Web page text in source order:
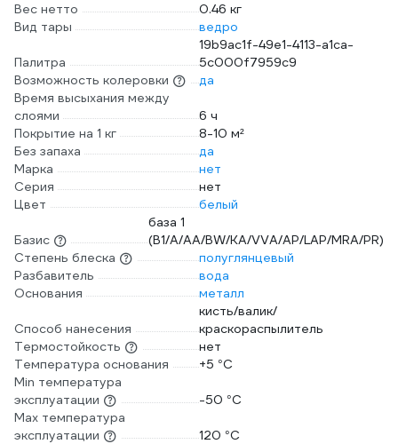
Вес нетто
0.46 кг
Вид тары
ведро
Палитра
19b9ac1f-49e1-4113-a1ca-
5c000f7959c9
Возможность колеровки
да
Время высыхания между
слоями
6 ч
Покрытие на 1 кг
8-10 м²
Без запаха
да
Марка
нет
Серия
нет
Цвет
белый
Базис
база 1
(B1/A/AA/BW/KA/VVA/AP/LAP/MRA/PR)
Степень блеска
полуглянцевый
Разбавитель
вода
Основания
металл
Способ нанесения
кисть/валик/
краскораспылитель
Термостойкость
нет
Температура основания
+5 °С
Min температура
эксплуатации
-50 °С
Max температура
эксплуатации
120 °С